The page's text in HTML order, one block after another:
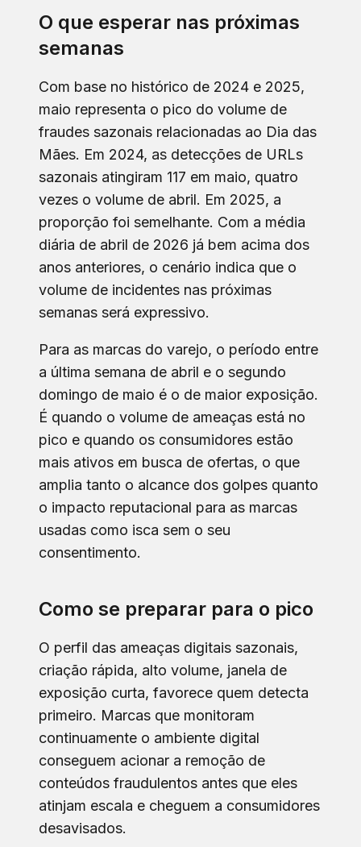
O que esperar nas próximas
semanas
Com base no histórico de 2024 e 2025,
maio representa o pico do volume de
fraudes sazonais relacionadas ao Dia das
Mães. Em 2024, as detecções de URLs
sazonais atingiram 117 em maio, quatro
vezes o volume de abril. Em 2025, a
proporção foi semelhante. Com a média
diária de abril de 2026 já bem acima dos
anos anteriores, o cenário indica que o
volume de incidentes nas próximas
semanas será expressivo.
Para as marcas do varejo, o período entre
a última semana de abril e o segundo
domingo de maio é o de maior exposição.
É quando o volume de ameaças está no
pico e quando os consumidores estão
mais ativos em busca de ofertas, o que
amplia tanto o alcance dos golpes quanto
o impacto reputacional para as marcas
usadas como isca sem o seu
consentimento.
Como se preparar para o pico
O perfil das ameaças digitais sazonais,
criação rápida, alto volume, janela de
exposição curta, favorece quem detecta
primeiro. Marcas que monitoram
continuamente o ambiente digital
conseguem acionar a remoção de
conteúdos fraudulentos antes que eles
atinjam escala e cheguem a consumidores
desavisados.